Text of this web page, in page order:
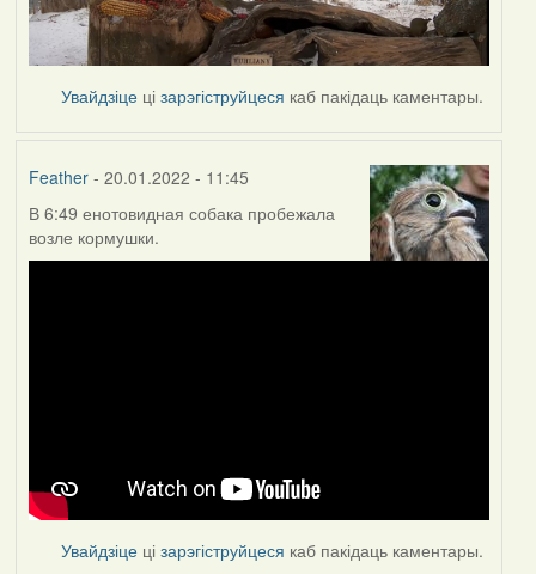
Увайдзіце цізарэгіструйцеся каб пакідаць каментары.
Feather- 20.01.2022 - 11:45
В 6:49 енотовидная собака пробежала
возле кормушки.
Увайдзіце цізарэгіструйцеся каб пакідаць каментары.